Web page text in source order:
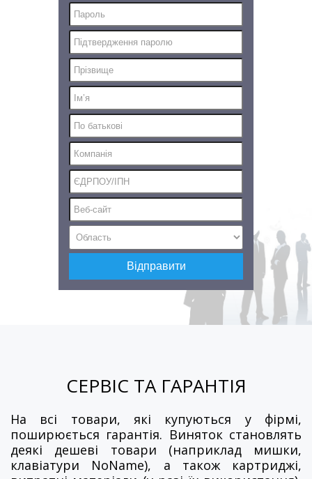
СЕРВІС ТА ГАРАНТІЯ
На всі товари, які купуються у фірмі,
поширюється гарантія. Виняток становлять
деякі дешеві товари (наприклад мишки,
клавіатури NoName), а також картриджі,